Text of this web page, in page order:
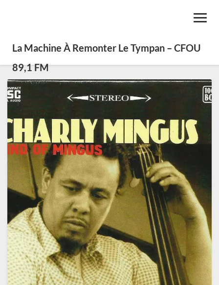
Toggle
La Machine À Remonter Le Tympan – CFOU
89,1 FM
Charles
Mingus,
double
bassiste,
pianiste,
compositeur
et
chef
d’orchestre.